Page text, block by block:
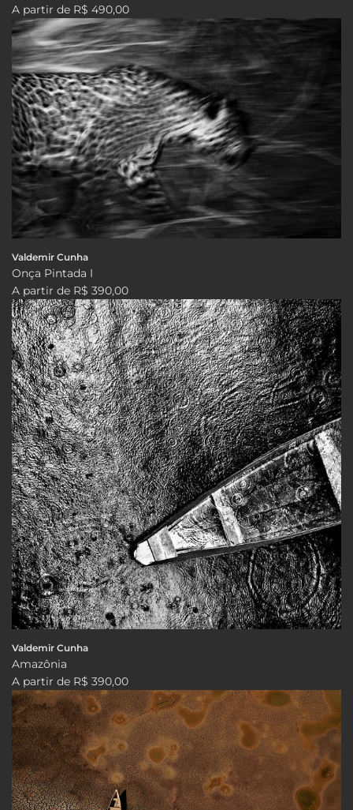
A partir de R$ 490,00
Valdemir Cunha
Onça Pintada I
A partir de R$ 390,00
Valdemir Cunha
Amazônia
A partir de R$ 390,00